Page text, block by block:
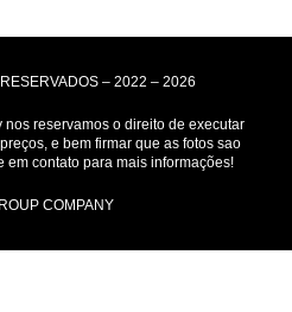
– 2022 – 2026
nos reservamos o direito de executar
e bem firmar que as fotos sao
em contato para mais informações!
COMPANY